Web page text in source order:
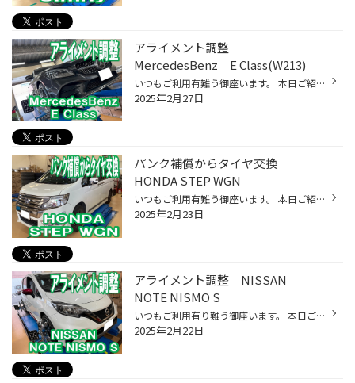
アライメント調整
MercedesBenz E Class(W213)
いつもご利用有難う御座います。 本日ご紹介はコチラ。 メルセデスベンツ Eクラス（W213） です。 アライメント調整をご依頼頂きました。 早速測定スタートです。 色々とズレが出ています。 調整スタートです。 フロントはタイロッドにて。 リアは、 偏芯カムでの調整となります。 リアを調整し、お...
2025年2月27日
パンク補償からタイヤ交換
HONDA STEP WGN
いつもご利用有難う御座います。 本日ご紹介はコチラ。 ホンダ ステップワゴン です。 パンクによりご入庫頂きました。 パンク箇所はロードサービスさんにて応急処置をして頂いてます。 今回はタイヤ購入時にパンク補償に加入頂いてましたので、 補償にて交換となりました。 同じタイヤをご用意させ...
2025年2月23日
アライメント調整 NISSAN
NOTE NISMO S
いつもご利用有り難う御座います。 本日ご紹介はコチラ。 ニッサン ノート ニスモS です。 アライメント調整をご依頼頂けました。 測定結果は、 全体的にきれいな数値です。 ただ調整可能なフロントのトゥ角が若干外に向いています。いつものようにタイロッドにて調整を行います。画面を見ながら少...
2025年2月22日